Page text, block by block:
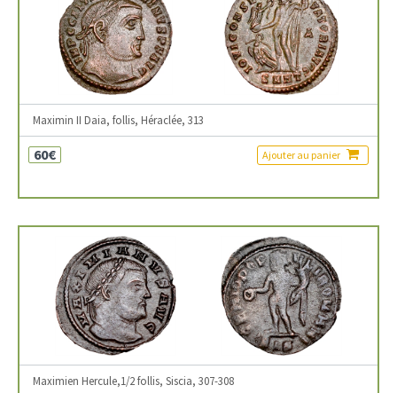
Maximin II Daia, follis, Héraclée, 313
60€ Ajouter au panier
Maximien Hercule,1/2 follis, Siscia, 307-308